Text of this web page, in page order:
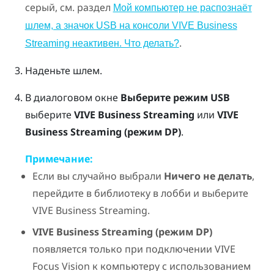
серый, см. раздел Мой компьютер не распознаёт
шлем, а значок USB на консоли VIVE Business
Streaming неактивен. Что делать?.
Наденьте шлем.
В диалоговом окне Выберите режим USB
выберите VIVE Business Streaming или VIVE
Business Streaming (режим DP).
Примечание:
Если вы случайно выбрали Ничего не делать,
перейдите в библиотеку в лобби и выберите
VIVE Business Streaming.
VIVE Business Streaming (режим DP)
появляется только при подключенииVIVE
Focus Vision к компьютеру с использованием